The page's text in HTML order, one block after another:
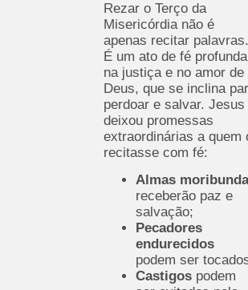
Rezar o Terço da
Misericórdia não é
apenas recitar palavras.
É um ato de fé profunda
na justiça e no amor de
Deus, que se inclina
perdoar e salvar. Jesus
deixou promessas
extraordinárias a quem
recitasse com fé:
Almas
receberão paz e
salvação;
Pecadores
endurecidos
podem ser
Castigos podem